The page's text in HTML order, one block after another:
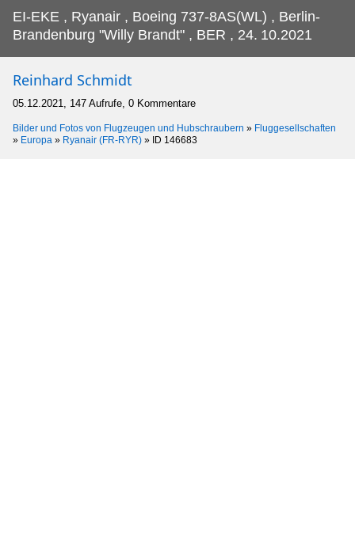
EI-EKE , Ryanair , Boeing 737-8AS(WL) , Berlin-
Brandenburg "Willy Brandt" , BER , 24. 10.2021
Reinhard Schmidt
05.12.2021, 147 Aufrufe, 0 Kommentare
Bilder und Fotos von Flugzeugen und Hubschraubern » Fluggesellschaften
» Europa » Ryanair (FR-RYR) » ID 146683